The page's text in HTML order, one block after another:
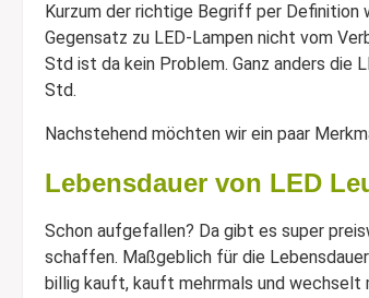
Kurzum der richtige Begriff per Definition
Gegensatz zu LED-Lampen nicht vom
Std ist da kein Problem. Ganz anders die
Std.
Nachstehend möchten wir ein paar
Lebensdauer von LED
Schon aufgefallen? Da gibt es super
schaffen. Maßgeblich für die
billig kauft, kauft mehrmals und wechselt